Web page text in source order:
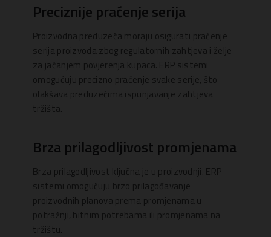
Preciznije praćenje serija
Proizvodna preduzeća moraju osigurati praćenje
serija proizvoda zbog regulatornih zahtjeva i želje
za jačanjem povjerenja kupaca. ERP sistemi
omogućuju precizno praćenje svake serije, što
olakšava preduzećima ispunjavanje zahtjeva
tržišta.
Brza prilagodljivost promjenama
Brza prilagodljivost ključna je u proizvodnji. ERP
sistemi omogućuju brzo prilagođavanje
proizvodnih planova prema promjenama u
potražnji, hitnim potrebama ili promjenama na
tržištu.